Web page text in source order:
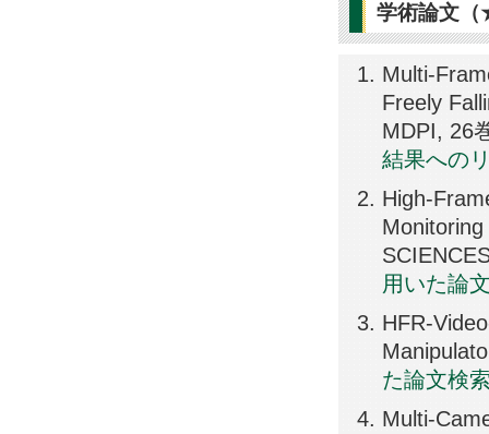
学術論文
Multi-
Freely
MDPI, 26
結果への
High-
用いた論
HFR-
た論文検
Multi-